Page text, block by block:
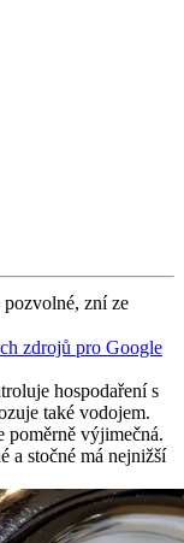
pozvolné, zní ze
zdrojů pro Google
hospodaření s
také vodojem.
poměrně výjimečná.
a stočné má nejnižší